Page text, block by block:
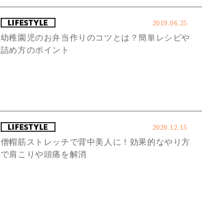
2019.06.25
幼稚園児のお弁当作りのコツとは？簡単レシピや
詰め方のポイント
2020.12.15
僧帽筋ストレッチで背中美人に！効果的なやり方
で肩こりや頭痛を解消